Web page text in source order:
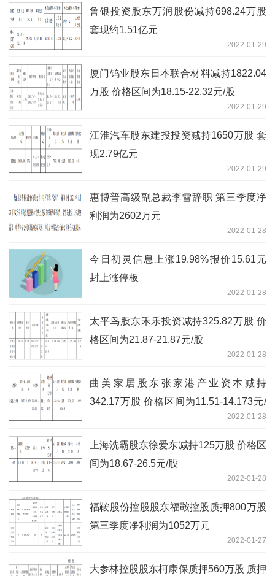
鲁银投资股东万润股份减持698.24万股
套现约1.51亿元
2022-01-29
厦门钨业股东日本联合材料减持1822.04
万股 价格区间为18.15-22.32元/股
2022-01-29
江淮汽车股东建投投资减持1650万股 套
现2.79亿元
2022-01-29
惠博普高级副总裁李雪辞职 第三季度净
利润为2602万元
2022-01-28
今日初灵信息上涨19.98%报价15.61元
封上涨停板
2022-01-28
太平鸟股东禾乐投资减持325.82万股 价
格区间为21.87-21.87元/股
2022-01-28
曲美家居股东张家港产业资本减持
342.17万股 价格区间为11.51-14.173元/
2022-01-28
上海洗霸股东徐爱东减持125万股 价格区
间为18.67-26.5元/股
2022-01-28
福鞍股份控股股东福鞍控股质押800万股
第三季度净利润为1052万元
2022-01-27
大参林控股股东柯康保质押560万股 质押